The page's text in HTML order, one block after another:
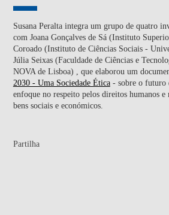
Susana Peralta integra um grupo de quatro
com Joana Gonçalves de Sá (Instituto
Coroado (Instituto de Ciências Sociais -
Júlia Seixas (Faculdade de Ciências e
NOVA de Lisboa) , que elaborou um
2030 - Uma Sociedade Ética- sobre o futuro
enfoque no respeito pelos direitos humanos
bens sociais e económicos.
Partilha